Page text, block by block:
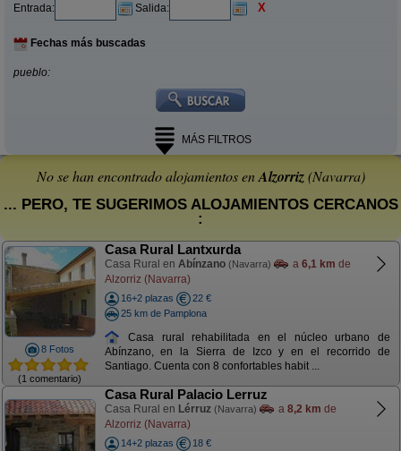
Entrada: Salida: X
Fechas más buscadas
pueblo:
MÁS FILTROS
No se han encontrado alojamientos enAlzorriz(Navarra)
... PERO, TE SUGERIMOS ALOJAMIENTOS CERCANOS
:
8 Fotos
(1 comentario)
Casa Rural Lantxurda
Casa Rural en Abínzano (Navarra) a 6,1 km de
Alzorriz (Navarra)
16+2 plazas
22 €
25 km de Pamplona
Casa rural rehabilitada en el núcleo urbano de
Abínzano, en la Sierra de Izco y en el recorrido de
Santiago. Cuenta con 8 confortables habit ...
Casa Rural Palacio Lerruz
Casa Rural en Lérruz (Navarra) a 8,2 km de
Alzorriz (Navarra)
14+2 plazas
18 €